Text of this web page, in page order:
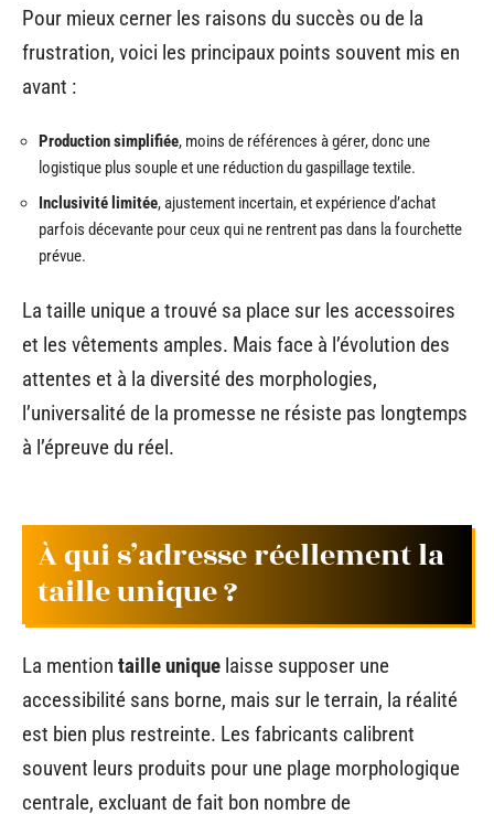
Pour mieux cerner les raisons du succès ou de la
frustration, voici les principaux points souvent mis en
avant :
Production simplifiée, moins de références à gérer, donc une
logistique plus souple et une réduction du gaspillage textile.
Inclusivité limitée, ajustement incertain, et expérience d’achat
parfois décevante pour ceux qui ne rentrent pas dans la fourchette
prévue.
La taille unique a trouvé sa place sur les accessoires
et les vêtements amples. Mais face à l’évolution des
attentes et à la diversité des morphologies,
l’universalité de la promesse ne résiste pas longtemps
à l’épreuve du réel.
À qui s’adresse réellement la
taille unique ?
La mention taille unique laisse supposer une
accessibilité sans borne, mais sur le terrain, la réalité
est bien plus restreinte. Les fabricants calibrent
souvent leurs produits pour une plage morphologique
centrale, excluant de fait bon nombre de